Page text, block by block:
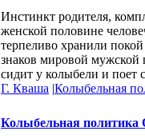
Инстинкт родителя,
женской половине
терпеливо хранили
знаков мировой мужской
сидит у колыбели и
Г. Кваша |Колыбельная
Колыбельная политика